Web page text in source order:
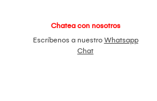
Chatea con nosotros
Escríbenos a nuestro Whatsapp
Chat